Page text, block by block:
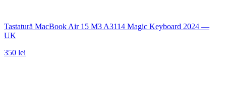
Tastatură MacBook Air 15 M3 A3114 Magic Keyboard 2024 —
UK
350 lei